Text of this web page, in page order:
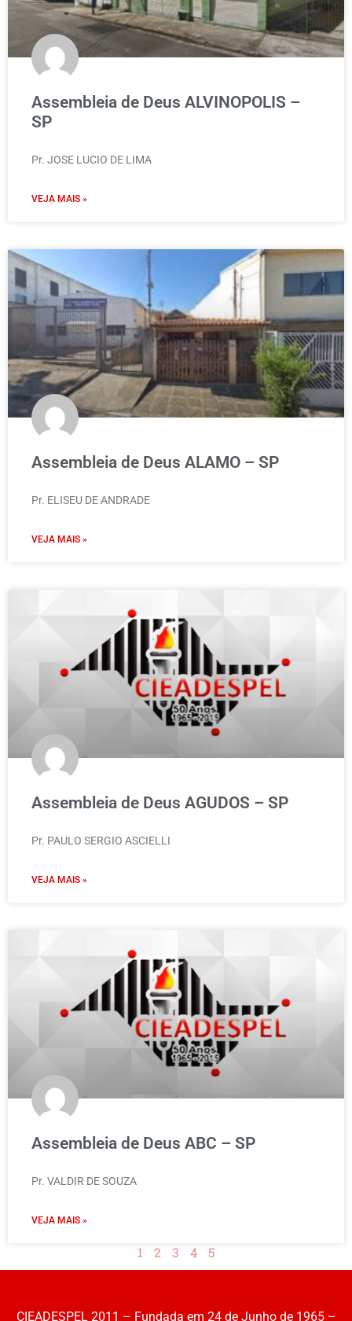
Assembleia de Deus ALVINOPOLIS –
SP
Pr. JOSE LUCIO DE LIMA
VEJA MAIS »
Assembleia de Deus ALAMO – SP
Pr. ELISEU DE ANDRADE
VEJA MAIS »
Assembleia de Deus AGUDOS – SP
Pr. PAULO SERGIO ASCIELLI
VEJA MAIS »
Assembleia de Deus ABC – SP
Pr. VALDIR DE SOUZA
VEJA MAIS »
1 2 3 4 5
CIEADESPEL 2011 – Fundada em 24 de Junho de 1965 –